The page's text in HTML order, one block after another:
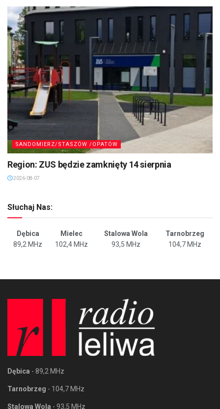
SANDOMIERZ/STASZÓW /OPATÓW
Region: ZUS będzie zamknięty 14 sierpnia
2026-08-07
Słuchaj Nas:
Dębica Mielec Stalowa Wola
Tarnobrzeg
89,2 MHz
102,4 MHz 93,5 MHz 104,7 MHz
Dębica - 89,2 MHz
Tarnobrzeg - 104,7 MHz
Stalowa Wola - 93,5 MHz